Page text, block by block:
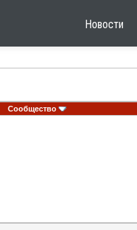
Новости
Сообщество